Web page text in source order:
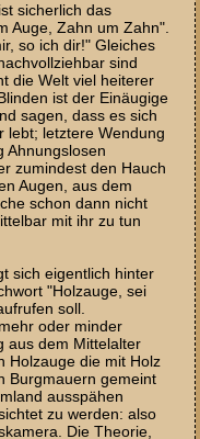
sicherlich das
Auge, Zahn um Zahn".
so ich dir!" Gleiches
sind
die Welt viel heiterer
ist der Einäugige
sagen, dass es sich
lebt; letztere Wendung
Ahnungslosen
zumindest den Hauch
Augen, aus dem
schon dann nicht
mit ihr zu tun
sich eigentlich hinter
"Holzauge, sei
soll.
oder minder
aus dem Mittelalter
Holzauge die mit Holz
Burgmauern gemeint
ausspähen
zu werden: also
Die Theorie,